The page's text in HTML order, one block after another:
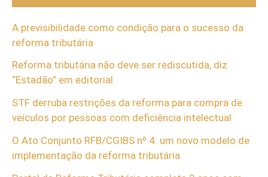
A previsibilidade como condição para o sucesso da
reforma tributária
Reforma tributária não deve ser rediscutida, diz
“Estadão” em editorial
STF derruba restrições da reforma para compra de
veículos por pessoas com deficiência intelectual
O Ato Conjunto RFB/CGIBS nº 4: um novo modelo de
implementação da reforma tributária